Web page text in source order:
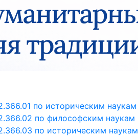
по историческим наукам
по философским наукам
по историческим наукам